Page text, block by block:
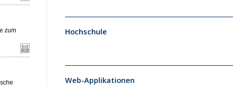
Hochschule
Web-Applikationen